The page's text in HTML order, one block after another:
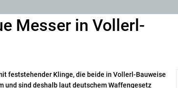
Messer in Vollerl-
feststehender Klinge, die beide in Vollerl-Bauweise
und sind deshalb laut deutschem Waffengesetz